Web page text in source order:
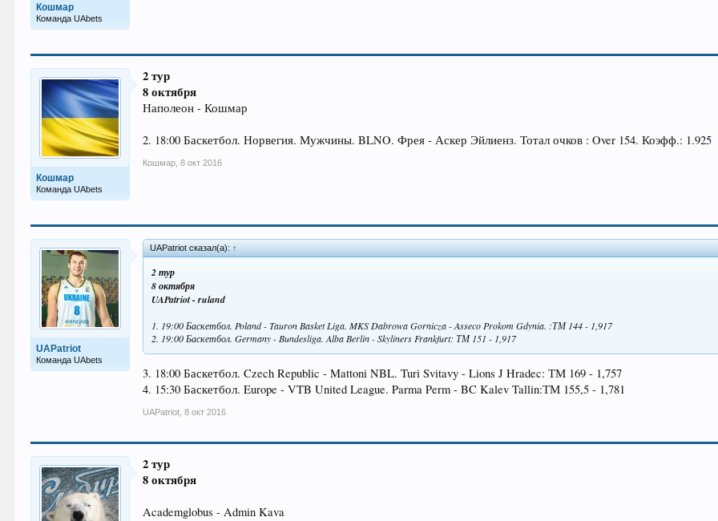
Кошмар
Команда UAbets
Кошмар
Команда UAbets
2 тур
8 октября
Наполеон - Кошмар
2. 18:00 Баскетбол. Норвегия. Мужчины. BLNO. Фрея - Аскер Эйлиенз. Тотал очков : Over 154. Коэфф.: 1.925
Кошмар 8 окт 2016
UAPatriot
Команда UAbets
UAPatriot сказал(а): ↑
2 тур
8 октября
UAPatriot - ruland
1. 19:00 Баскетбол. Poland - Tauron Basket Liga. MKS Dabrowa Gornicza - Asseco Prokom Gdynia. :ТМ 144 - 1,917
2. 19:00 Баскетбол. Germany - Bundesliga. Alba Berlin - Skyliners Frankfurt: ТМ 151 - 1,917
3. 18:00 Баскетбол. Czech Republic - Mattoni NBL. Turi Svitavy - Lions J Hradec: ТМ 169 - 1,757
4. 15:30 Баскетбол. Europe - VTB United League. Parma Perm - BC Kalev Tallin:ТМ 155,5 - 1,781
UAPatriot 8 окт 2016
2 тур
8 октября
Academglobus - Admin Kava